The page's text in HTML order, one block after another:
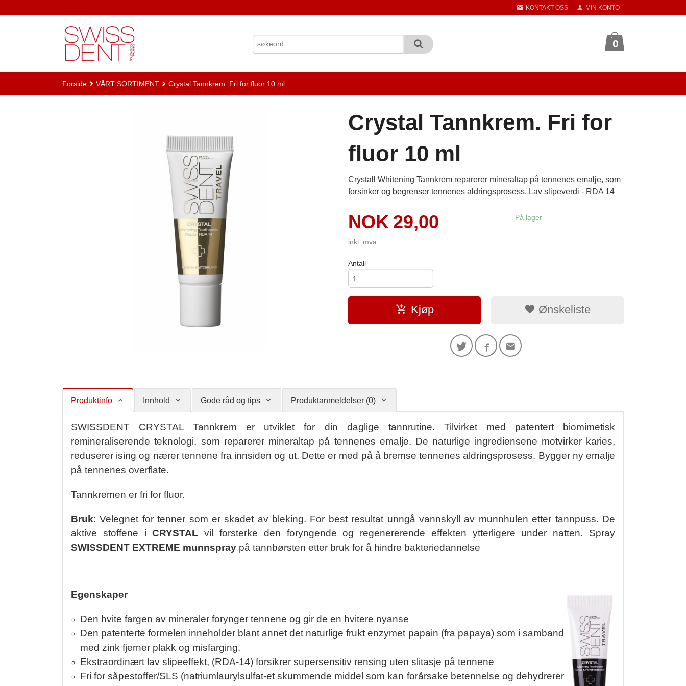
til
KONTAKT OSS MIN KONTO
0
Forside VÅRT SORTIMENT Crystal Tannkrem. Fri for fluor 10 ml
Crystal Tannkrem. Fri for
fluor 10 ml
Crystall Whitening Tannkrem reparerer mineraltap på tennenes emalje, som
forsinker og begrenser tennenes aldringsprosess. Lav slipeverdi - RDA 14
Pris
NOK 29,00
inkl. mva.
På lager
Antall
Kjøp Ønskeliste
Produktinfo Innhold Gode råd og tips Produktanmeldelser (0)
SWISSDENT CRYSTAL Tannkrem er utviklet for din daglige tannrutine. Tilvirket med patentert biomimetisk
remineraliserende teknologi, som reparerer mineraltap på tennenes emalje. De naturlige ingrediensene motvirker karies,
reduserer ising og nærer tennene fra innsiden og ut. Dette er med på å bremse tennenes aldringsprosess. Bygger ny emalje
på tennenes overflate.
Tannkremen er fri for fluor.
Bruk: Velegnet for tenner som er skadet av bleking. For best resultat unngå vannskyll av munnhulen etter tannpuss. De
aktive stoffene iCRYSTAL vil forsterke den foryngende og regenererende effekten ytterligere under natten. Spray
SWISSDENT EXTREME munnspray på tannbørsten etter bruk for å hindre bakteriedannelse
Egenskaper
Den hvite fargen av mineraler forynger tennene og gir de en hvitere nyanse
Den patenterte formelen inneholder blant annet det naturlige frukt enzymet papain (fra papaya) som i samband
med zink fjerner plakk og misfarging.
Ekstraordinært lav slipeeffekt, (RDA-14) forsikrer supersensitiv rensing uten slitasje på tennene
Fri for såpestoffer/SLS (natriumlaurylsulfat-et skummende middel som kan forårsake betennelse og dehydrerer